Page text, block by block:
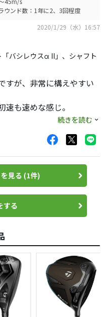
ウンド数：1年に2、3回程度
2020/1/29（水）16:57
「バシレウスα II」、シャフト
すが、非常に構えやすい
も速めな感じ。
たので、ロフトは多めが
の弾道が低めということ
しのホールだったらラン
す。
ェースが戻りくいので操
もしれません。
ば全然曲がらないクラブ
続きを読む
見る (1件)
する